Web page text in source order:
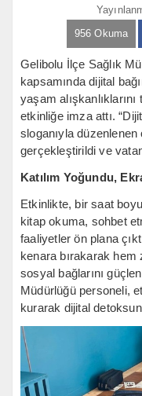
956 Okuma
Gelibolu İlçe Sağlık
kapsamında dijital
yaşam
etkinliğe imza attı.
sloganıyla
gerçekleştirildi ve
Katılım Yoğundu,
Etkinlikte, bir saat
kitap okuma, sohbet
faaliyetler ön plana
kenara bırakarak hem
sosyal bağlarını
Müdürlüğü personeli,
kurarak dijital